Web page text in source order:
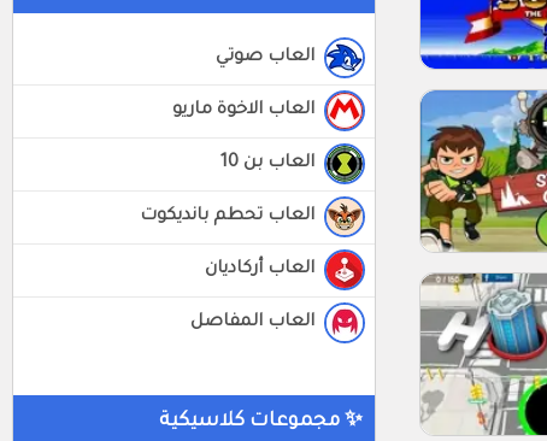
العاب صوتي
العاب الاخوة ماريو
العاب بن 10
العاب تحطم بانديكوت
العاب أركاديان
العاب المفاصل
✨ مجموعات كلاسيكية